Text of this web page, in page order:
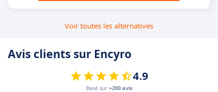
Voir toutes les alternatives
Avis clients sur Encyro
4.9
Basé sur +200 avis